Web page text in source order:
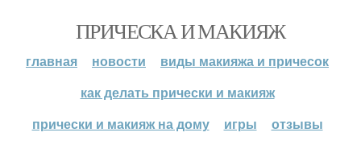
ПРИЧЕСКА И МАКИЯЖ
главная новости
виды макияжа и причесок
как делать прически и макияж
прически и макияж на дому
игры отзывы